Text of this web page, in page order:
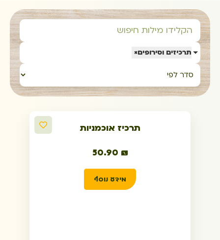
תרכיזים וסירופים×
תרכיז אוכמניות
50.90 ₪
מידע נוסף